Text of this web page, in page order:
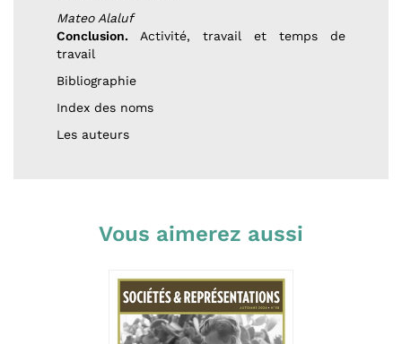
Mateo Alaluf
Conclusion. Activité, travail et temps de
travail
Bibliographie
Index des noms
Les auteurs
Vous aimerez aussi